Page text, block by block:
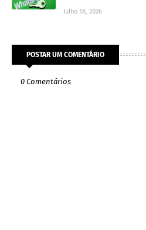
Julho 18, 2026
POSTAR UM COMENTÁRIO
0 Comentários